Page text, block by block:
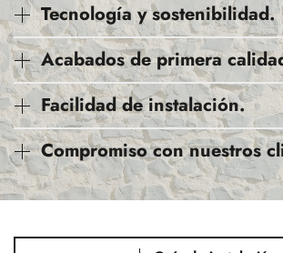
Tecnología y sostenibilidad.
Acabados de primera
Facilidad de instalación.
Compromiso con nuestros